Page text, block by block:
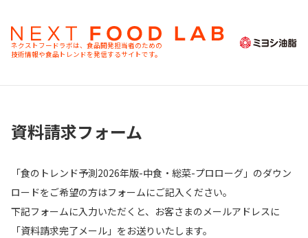
ネクストフードラボは、食品開発担当者のための
技術情報や食品トレンドを発信するサイトです。
資料請求フォーム
「食のトレンド予測2026年版-中食・総菜-プロローグ」のダウン
ロードをご希望の方はフォームにご記入ください。
下記フォームに入力いただくと、お客さまのメールアドレスに
「資料請求完了メール」をお送りいたします。